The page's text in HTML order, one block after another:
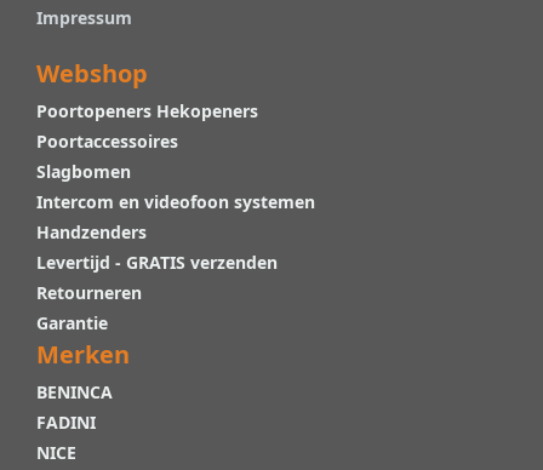
Impressum
Webshop
Poortopeners Hekopeners
Poortaccessoires
Slagbomen
Intercom en videofoon systemen
Handzenders
Levertijd - GRATIS verzenden
Retourneren
Garantie
Merken
BENINCA
FADINI
NICE